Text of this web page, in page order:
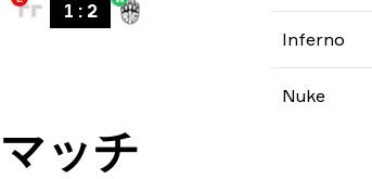
1 : 2
Inferno
Nuke
マッチ